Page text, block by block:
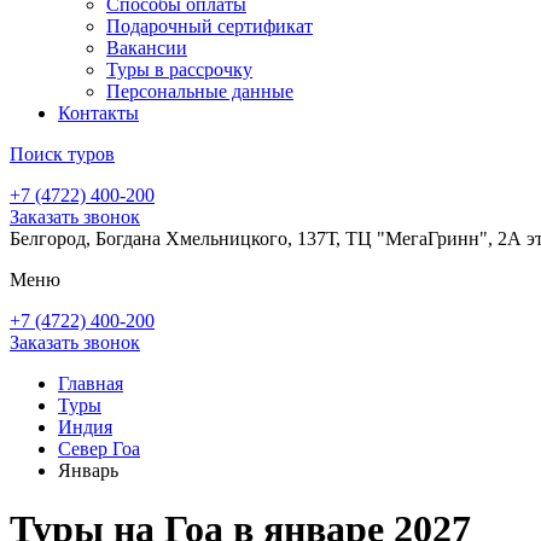
Подарочный сертификат
Вакансии
Туры в рассрочку
Персональные данные
Контакты
Поиск туров
+7 (4722) 400-200
Заказать звонок
Белгород, Богдана Хмельницкого, 137Т, ТЦ "МегаГринн", 2А
Меню
+7 (4722) 400-200
Заказать звонок
Главная
Туры
Индия
Север Гоа
Январь
Туры на Гоа в январе 2027